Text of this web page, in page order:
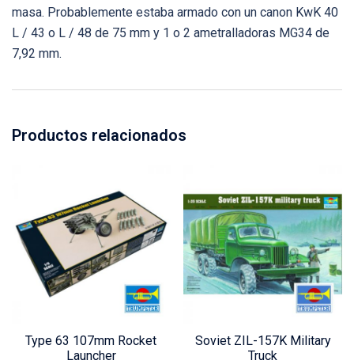
masa. Probablemente estaba armado con un canon KwK 40
L / 43 o L / 48 de 75 mm y 1 o 2 ametralladoras MG34 de
7,92 mm.
Productos relacionados
Type 63 107mm Rocket
Launcher
Soviet ZIL-157K Military
Truck